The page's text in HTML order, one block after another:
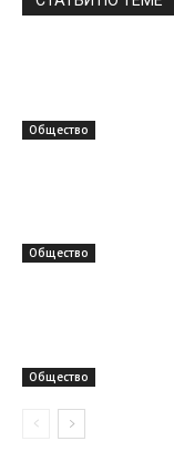
Общество
Общество
Общество